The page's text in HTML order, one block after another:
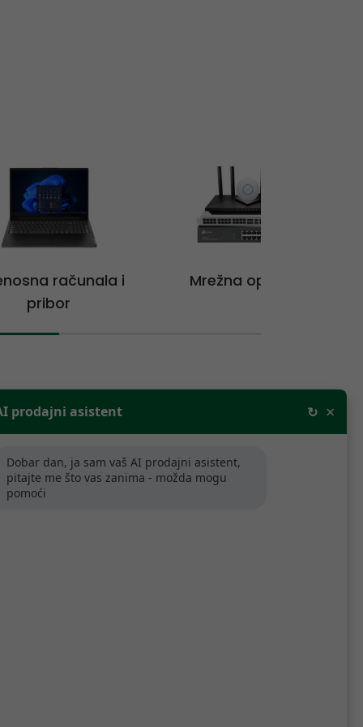
računala i
pribor
Mrežna oprema
prodajni asistent ↻ ×
Dobar dan, ja sam vaš AI prodajni asistent,
pitajte me što vas zanima - možda mogu
pomoći